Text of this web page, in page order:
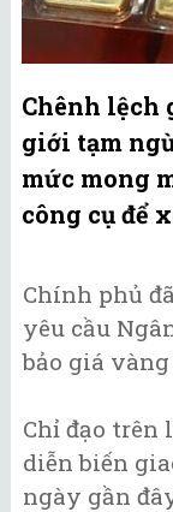
Chênh lệch
giới tạm
mức mong
công cụ để
Chính phủ
yêu cầu
bảo giá
Chỉ đạo trên
diễn biến
ngày gần